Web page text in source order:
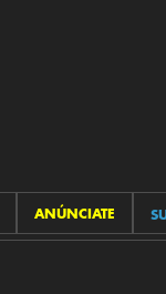
ANÚNCIATE